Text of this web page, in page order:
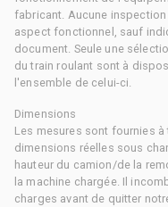
fabricant. Aucune
aspect fonctionnel, sauf
document. Seule une
du train roulant sont à
l'ensemble de celui-ci.
Dimensions
Les mesures sont fournies
dimensions réelles sous
hauteur du camion/de la
la machine chargée. Il
charges avant de quitter